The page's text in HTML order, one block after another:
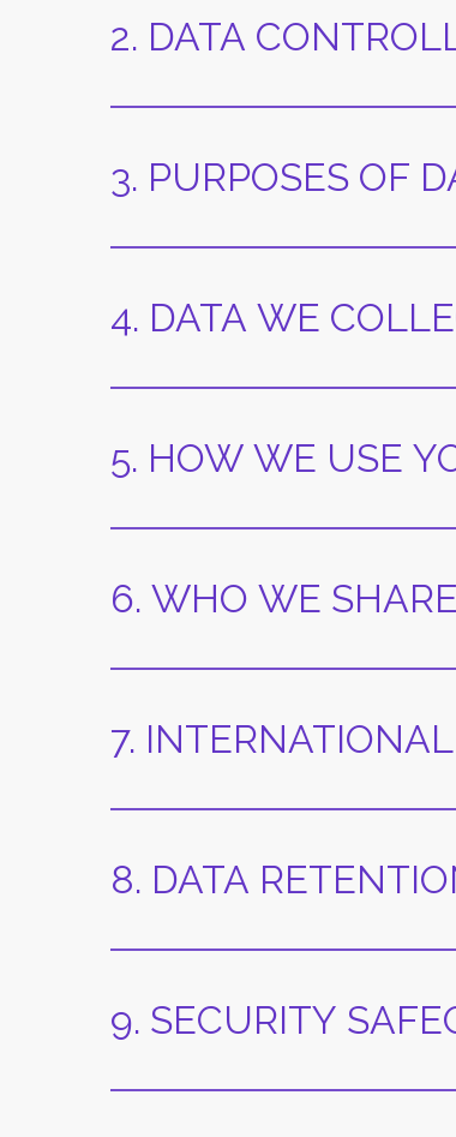
2. DATA
3. PURPOSES OF
4. DATA WE
5. HOW WE USE
6. WHO WE
7.
8. DATA
9. SECURITY